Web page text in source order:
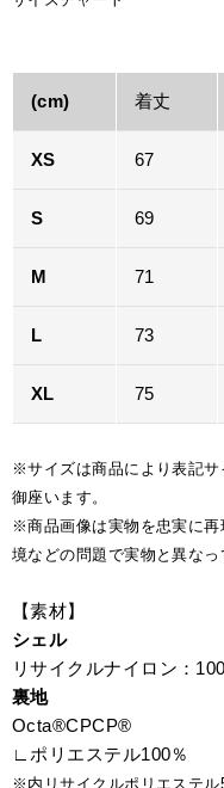
(cm) 着丈
XS 67
S 69
M 71
L 73
XL 75
※サイズは商品により表記
御座います。
※商品画像は実物を忠実に
境などの問題で実物と異なっ
【素材】
シェル
リサイクルナイロン：
裏地
Octa®CPCP®
∟ポリエステル100％
※内リサイクルポリエステル